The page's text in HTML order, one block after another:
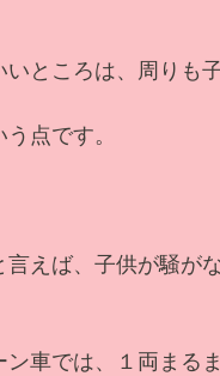
ところは、周りも
点です。
えば、子供が騒が
車では、１両まる